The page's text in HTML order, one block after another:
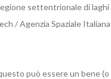
settentrionale di
/ Agenzia Spaziale Italiana
può essere un bene (o